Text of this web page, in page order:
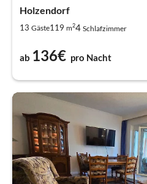
Holzendorf
13 Gäste119 m24 Schlafzimmer
ab 136€ pro Nacht